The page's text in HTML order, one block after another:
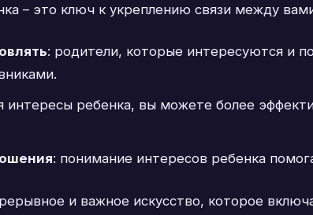
– это ключ к укреплению связи между
: родители, которые интересуются и
интересы ребенка, вы можете более
: понимание интересов ребенка
и важное искусство, которое